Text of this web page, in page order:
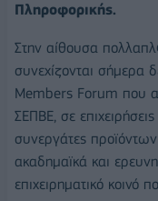
Πληροφορικής.
Στην αίθουσα
συνεχίζονται σήμερα
Members Forum που
ΣΕΠΒΕ, σε
συνεργάτες
ακαδημαϊκά και
επιχειρηματικό κοινό